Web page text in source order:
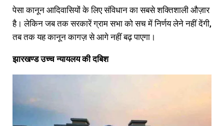
पेसा कानून आदिवासियों के लिए संविधान का सबसे शक्तिशाली औज़ार
है। लेकिन जब तक सरकारें ग्राम सभा को सच में निर्णय लेने नहीं देंगी,
तब तक यह कानून कागज़ से आगे नहीं बढ़ पाएगा।
झारखण्डउच्चन्यायलय की दबिश